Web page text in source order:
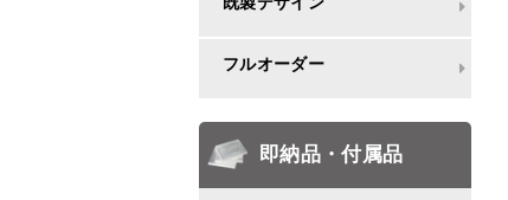
フルオーダー
即納品・付属品